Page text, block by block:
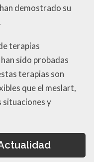
demostrado su
terapias
sido probadas
terapias son
que el meslart,
situaciones y